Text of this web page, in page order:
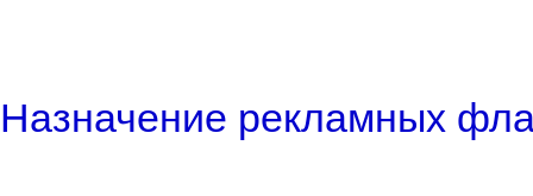
Назначение рекламных